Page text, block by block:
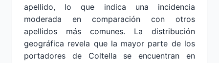
apellido, lo que indica una incidencia
moderada en comparación con otros
apellidos más comunes. La distribución
geográfica revela que la mayor parte de los
portadores de Coltella se encuentran en